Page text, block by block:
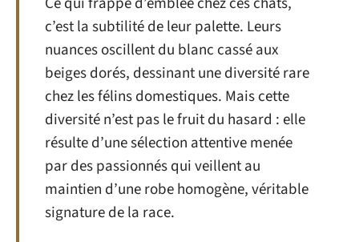
c’est la subtilité de leur palette. Leurs
nuances oscillent du blanc cassé aux
beiges dorés, dessinant une diversité rare
chez les félins domestiques. Mais cette
diversité n’est pas le fruit du hasard : elle
résulte d’une sélection attentive menée
par des passionnés qui veillent au
maintien d’une robe homogène, véritable
signature de la race.